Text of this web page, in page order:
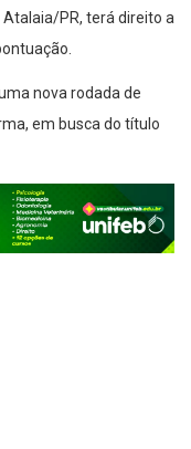
PR, terá direito a
nova rodada de
em busca do título